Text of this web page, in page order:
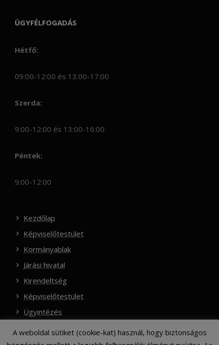
ÜGYFÉLFOGADÁS
Hétfő:
09:00-12:00 és 13:00-17:00
Szerda:
9:00-12:00 és 13:00-16:00
Péntek:
9:00-12:00
Kezdőlap
Képviselőtestület
Kormányablak
Járási hivatal
Kirendeltség
Képviselőtestület
Ügyintézés
A weboldal sütiket (cookie-kat) használ, hogy biztonságos